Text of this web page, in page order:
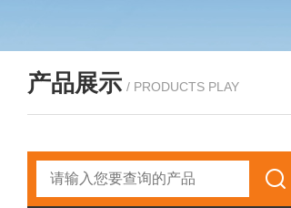
产品展示 / PRODUCTS PLAY